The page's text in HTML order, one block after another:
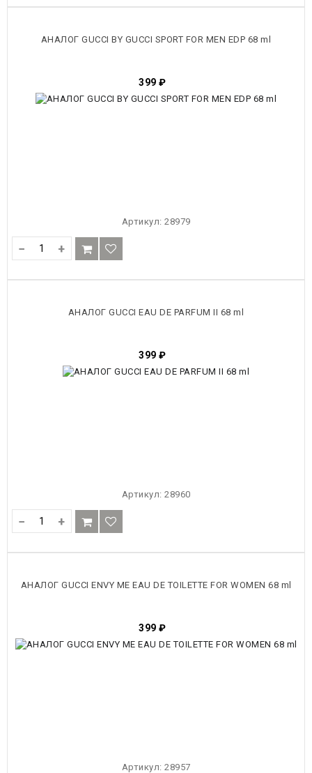
АНАЛОГ GUCCI BY GUCCI SPORT FOR MEN EDP 68 ml
399 ₽
Артикул: 28979
− +
АНАЛОГ GUCCI EAU DE PARFUM II 68 ml
399 ₽
Артикул: 28960
− +
АНАЛОГ GUCCI ENVY ME EAU DE TOILETTE FOR WOMEN 68 ml
399 ₽
Артикул: 28957